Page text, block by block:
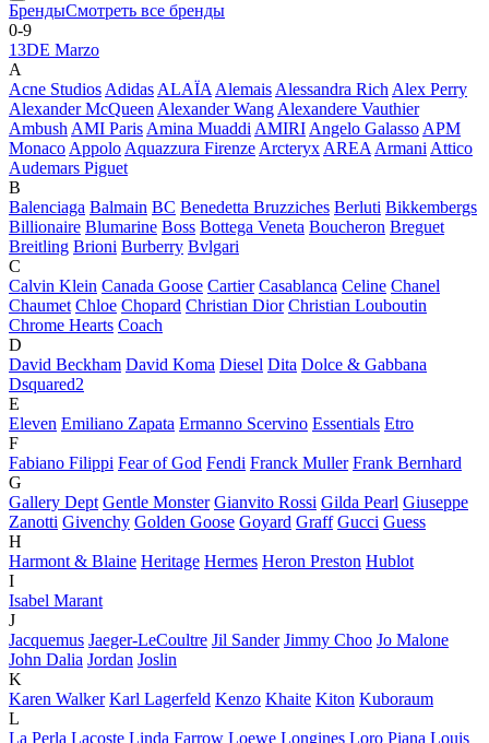
БрендыСмотреть все бренды
0-9
13DE Marzo
A
Acne StudiosAdidasALAÏAAlemaisAlessandra RichAlex Perry
Alexander McQueenAlexander WangAlexandere Vauthier
AmbushAMI ParisAmina MuaddiAMIRIAngelo GalassoAPM
MonacoAppoloAquazzura FirenzeArcteryxAREAArmaniAttico
Audemars Piguet
B
Balenciaga Balmain BC Benedetta Bruzziches Berluti Bikkembergs
Billionaire Blumarine Boss Bottega Veneta Boucheron Breguet
Breitling Brioni Burberry Bvlgari
C
Calvin Klein Canada Goose Cartier Casablanca Celine Chanel
Chaumet Chloe Chopard Christian Dior Christian Louboutin
Chrome Hearts Coach
D
David Beckham David Koma Diesel Dita Dolce & Gabbana
Dsquared2
E
Eleven Emiliano Zapata Ermanno Scervino Essentials Etro
F
Fabiano Filippi Fear of God Fendi Franck Muller Frank Bernhard
G
Gallery Dept Gentle Monster Gianvito Rossi Gilda Pearl Giuseppe
Zanotti Givenchy Golden Goose Goyard Graff Gucci Guess
H
Harmont & Blaine Heritage Hermes Heron Preston Hublot
I
Isabel Marant
J
Jacquemus Jaeger-LeCoultre Jil Sander Jimmy Choo Jo Malone
John Dalia Jordan Joslin
K
Karen Walker Karl Lagerfeld Kenzo Khaite Kiton Kuboraum
L
La Perla Lacoste Linda Farrow Loewe Longines Loro Piana Louis